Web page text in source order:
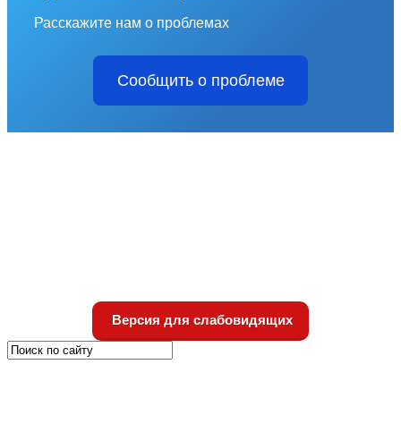
Расскажите нам о проблемах
Сообщить о проблеме
Версия для слабовидящих